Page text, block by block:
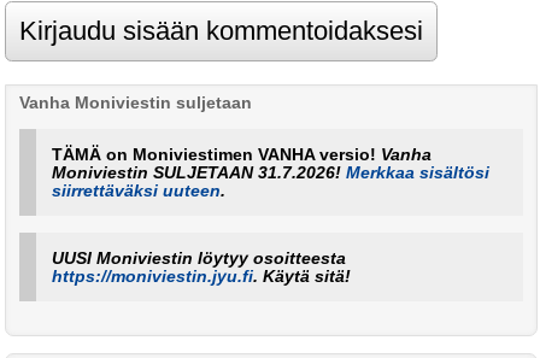
Vanha Moniviestin suljetaan
TÄMÄ on Moniviestimen VANHA versio! Vanha
Moniviestin SULJETAAN 31.7.2026!Merkkaa sisältösi
siirrettäväksi uuteen.
UUSI Moniviestin löytyy osoitteesta
https://moniviestin.jyu.fi. Käytä sitä!